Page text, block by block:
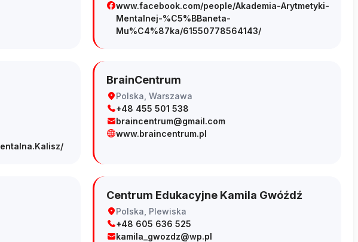
www.facebook.com/people/Akademia-Arytmetyki-
Mentalnej-%C5%BBaneta-
Mu%C4%87ka/61550778564143/
BrainCentrum
Polska, Warszawa
+48 455 501 538
braincentrum@gmail.com
www.braincentrum.pl
Centrum Edukacyjne Kamila Gwóźdź
Polska, Plewiska
+48 605 636 525
kamila_gwozdz@wp.pl